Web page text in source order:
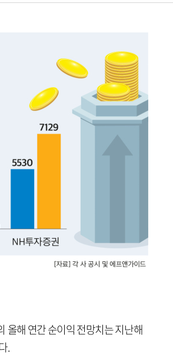
올해 연간 순이익 전망치는 지난해
.